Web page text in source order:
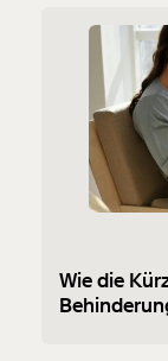
Wie die